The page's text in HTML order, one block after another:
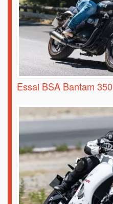
Essai BSA Bantam 350